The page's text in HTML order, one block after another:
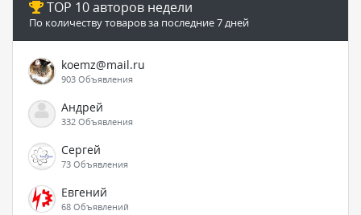
TOP 10 авторов недели
По количеству товаров за последние 7 дней
koemz@mail.ru
903 Объявления
Андрей
332 Объявления
Сергей
73 Объявления
Евгений
68 Объявлений